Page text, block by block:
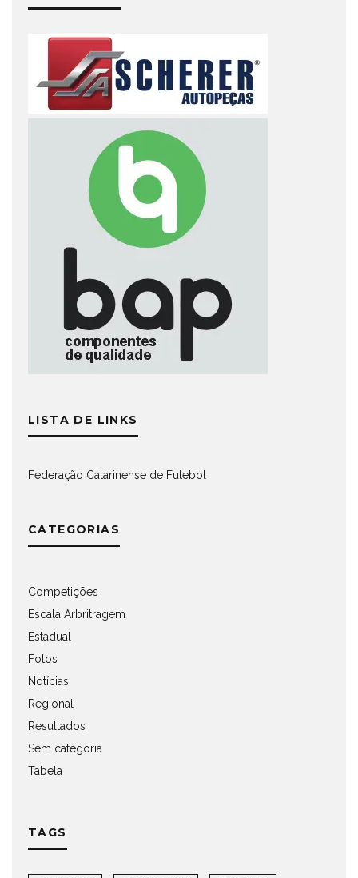
LISTA DE LINKS
Federação Catarinense de Futebol
CATEGORIAS
Competições
Escala Arbritragem
Estadual
Fotos
Notícias
Regional
Resultados
Sem categoria
Tabela
TAGS